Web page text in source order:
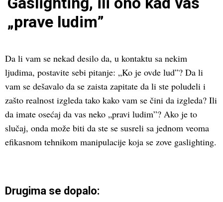
„prave ludim”
Da li vam se nekad desilo da, u kontaktu sa nekim
ljudima, postavite sebi pitanje: „Ko je ovde lud”? Da li
vam se dešavalo da se zaista zapitate da li ste poludeli i
zašto realnost izgleda tako kako vam se čini da izgleda? Ili
da imate osećaj da vas neko „pravi ludim”? Ako je to
slučaj, onda može biti da ste se susreli sa jednom veoma
efikasnom tehnikom manipulacije koja se zove gaslighting.
Drugima se dopalo: